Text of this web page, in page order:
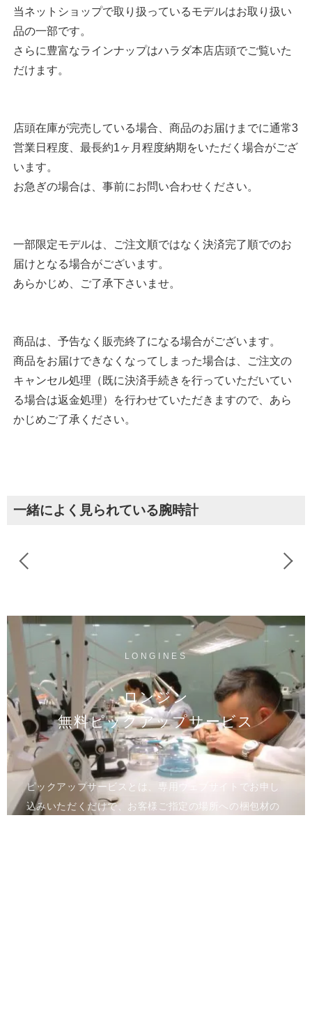
当ネットショップで取り扱っているモデルはお取り扱い
品の一部です。
さらに豊富なラインナップはハラダ本店店頭でご覧いた
だけます。
店頭在庫が完売している場合、商品のお届けまでに通常3
営業日程度、最長約1ヶ月程度納期をいただく場合がござ
います。
お急ぎの場合は、事前にお問い合わせください。
一部限定モデルは、ご注文順ではなく決済完了順でのお
届けとなる場合がございます。
あらかじめ、ご了承下さいませ。
商品は、予告なく販売終了になる場合がございます。
商品をお届けできなくなってしまった場合は、ご注文の
キャンセル処理（既に決済手続きを行っていただいてい
る場合は返金処理）を行わせていただきますので、あら
かじめご了承ください。
一緒によく見られている腕時計
LONGINES
ロンジン
無料ピックアップサービス
ピックアップサービスとは、専用ウェブサイトでお申し
込みいただくだけで、お客様ご指定の場所への梱包材の